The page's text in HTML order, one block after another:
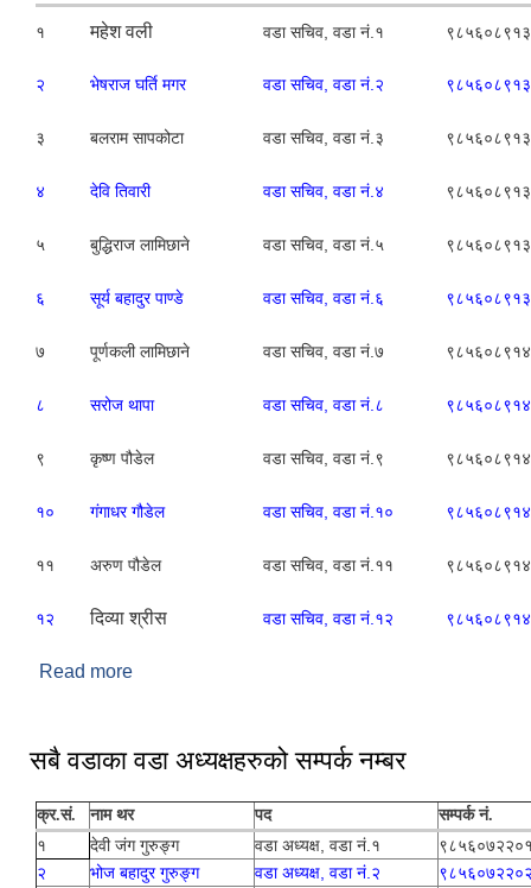
१ महेश वली वडा सचिव, वडा नं.१
२ भेषराज घर्ति मगर वडा सचिव, वडा नं.२
३ बलराम सापकोटा वडा सचिव, वडा नं.३
४ देवि तिवारी वडा सचिव, वडा नं.४
५ बुद्धिराज लामिछाने वडा सचिव, वडा नं.५
६ सूर्य बहादुर पाण्डे वडा सचिव, वडा नं.६
७ पूर्णकली लामिछाने वडा सचिव, वडा नं.७
८ सरोज थापा वडा सचिव, वडा नं.८
९ कृष्ण पौडेल वडा सचिव, वडा नं.९
१० गंगाधर गौडेल वडा सचिव, वडा नं.१०
११ अरुण पौडेल वडा सचिव, वडा नं.११
१२ दिव्या श्रीस वडा सचिव, वडा नं.१२
Read more
सबै वडाका वडा अध्यक्षहरुको सम्पर्क नम्बर
क्र.सं. नाम थर पद सम्पर्क नं.
१ देवी जंग गुरुङ्ग वडा अध्यक्ष, वडा नं.१
२
भोज बहादुर गुरुङ्ग वडा अध्यक्ष, वडा नं.२